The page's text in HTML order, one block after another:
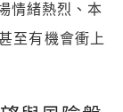
情緒熱烈、本
至有機會衝上